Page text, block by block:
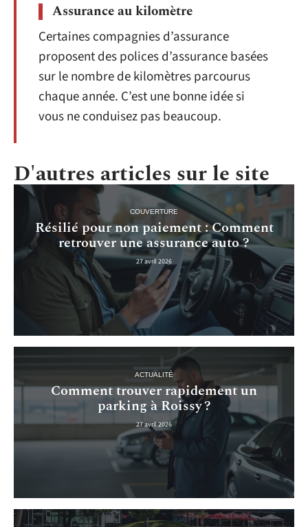
Assurance au kilomètre
Certaines compagnies d’assurance
proposent des polices d’assurance basées
sur le nombre de kilomètres parcourus
chaque année. C’est une bonne idée si
vous ne conduisez pas beaucoup.
D'autres articles sur le site
COUVERTURE
Résilié pour non paiement : Comment
retrouver une assurance auto ?
27 avril 2026
ACTUALITÉ
Comment trouver rapidement un
parking à Roissy ?
27 avril 2026